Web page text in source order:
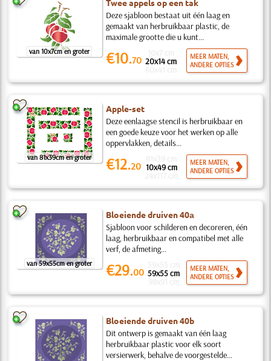
van 10x7cm en groter
Twee appels op een tak
Deze sjabloon bestaat uit één laag en
gemaakt van herbruikbaar plastic, de
maximale grootte die u kunt...
€10.70 20x14 cm
MEER MATEN,
ANDERE OPTIES
van 81x39cm en groter
Apple-set
Deze eenlaagse stencil is herbruikbaar en
een goede keuze voor het werken op alle
oppervlakken, details...
€12.20 10x49 cm
MEER MATEN,
ANDERE OPTIES
van 59x55cm en groter
Bloeiende druiven 40а
Sjabloon voor schilderen en decoreren, één
laag, herbruikbaar en compatibel met alle
verf, de afmeting...
€29.00 59x55 cm
MEER MATEN,
ANDERE OPTIES
Bloeiende druiven 40b
Dit ontwerp is gemaakt van één laag
herbruikbaar plastic voor elk soort
versierwerk, behalve de voorgestelde...